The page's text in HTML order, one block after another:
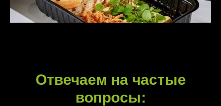
Отвечаем на частые
вопросы: